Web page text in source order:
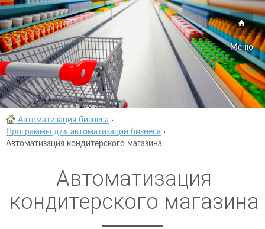
Меню
Автоматизация бизнеса ›
Программы для автоматизации бизнеса ›
Автоматизация кондитерского магазина
Автоматизация
кондитерского магазина